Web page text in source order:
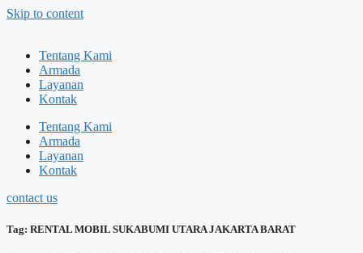
Skip to content
Tentang Kami
Armada
Layanan
Kontak
Tentang Kami
Armada
Layanan
Kontak
contact us
Tag: RENTAL MOBIL SUKABUMI UTARA JAKARTA BARAT